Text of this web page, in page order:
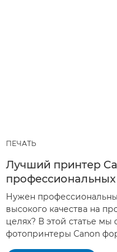
ПЕЧАТЬ
Лучший принтер
Нужен
высокого качества на
целях? В этой статье
фотопринтеры Canon